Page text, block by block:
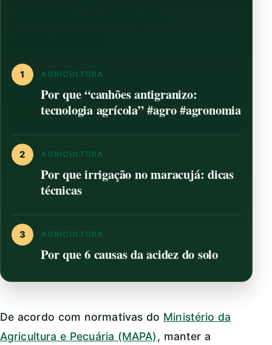
1 AGRICULTURA
Por que “canhões antigranizo:
tecnologia agrícola” #agro #agronomia
2 AGRICULTURA
Por que irrigação no maracujá: dicas
técnicas
3 AGRICULTURA
Por que 6 causas da acidez do solo
De acordo com normativas do Ministério da
Agricultura e Pecuária (MAPA), manter a